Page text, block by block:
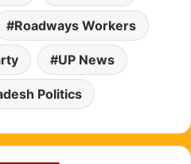
Roadways Workers
UP News
Politics